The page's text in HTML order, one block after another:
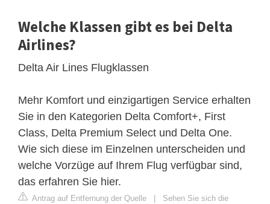
Welche Klassen gibt es bei Delta
Airlines?
Delta Air Lines Flugklassen
Mehr Komfort und einzigartigen Service erhalten
Sie in den Kategorien Delta Comfort+, First
Class, Delta Premium Select und Delta One.
Wie sich diese im Einzelnen unterscheiden und
welche Vorzüge auf Ihrem Flug verfügbar sind,
das erfahren Sie hier.
Antrag auf Entfernung der Quelle
Sehen Sie sich die